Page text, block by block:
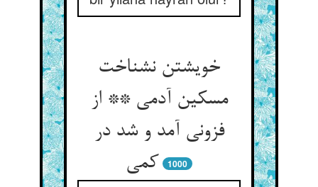
خویشتن نشناخت
مسکین آدمی ** از
فزونی آمد و شد در
کمی
1000